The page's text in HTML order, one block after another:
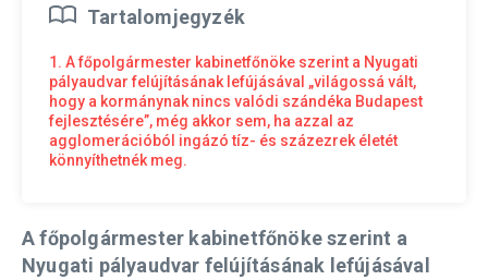
Tartalomjegyzék
1. A főpolgármester kabinetfőnöke szerint a Nyugati
pályaudvar felújításának lefújásával „világossá vált,
hogy a kormánynak nincs valódi szándéka Budapest
fejlesztésére”, még akkor sem, ha azzal az
agglomerációból ingázó tíz- és százezrek életét
könnyíthetnék meg.
A főpolgármester kabinetfőnöke szerint a
Nyugati pályaudvar felújításának lefújásával